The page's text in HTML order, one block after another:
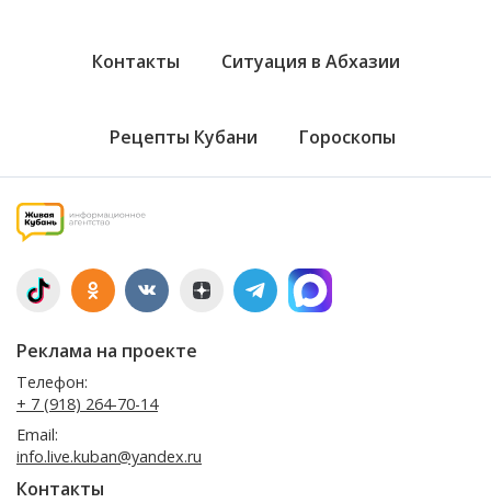
Контакты Ситуация в Абхазии
Рецепты Кубани Гороскопы
Реклама на проекте
Телефон:
+ 7 (918) 264-70-14
Email:
info.live.kuban@yandex.ru
Контакты